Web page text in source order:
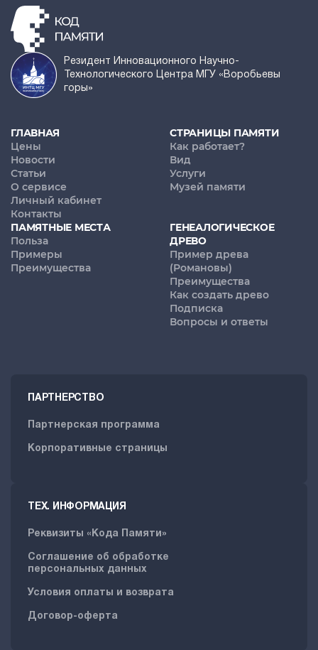
Резидент Инновационного Научно-
Технологического Центра МГУ «Воробьевы
горы»
ГЛАВНАЯ
Цены
Новости
Статьи
О сервисе
Личный кабинет
Контакты
СТРАНИЦЫ ПАМЯТИ
Как работает?
Вид
Услуги
Музей памяти
ПАМЯТНЫЕ МЕСТА
Польза
Примеры
Преимущества
ГЕНЕАЛОГИЧЕСКОЕ
ДРЕВО
Пример древа
(Романовы)
Преимущества
Как создать древо
Подписка
Вопросы и ответы
ПАРТНЕРСТВО
Партнерская программа
Корпоративные страницы
ТЕХ. ИНФОРМАЦИЯ
Реквизиты «Кода Памяти»
Соглашение об обработке
персональных данных
Условия оплаты и возврата
Договор-оферта